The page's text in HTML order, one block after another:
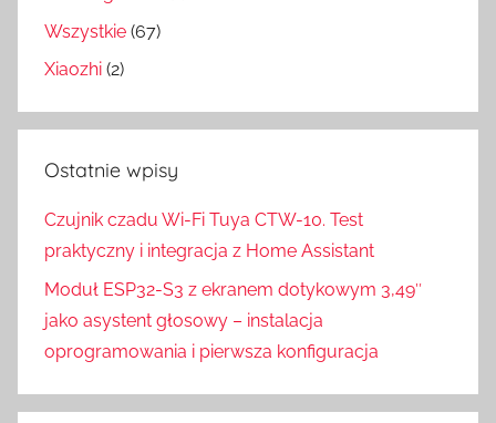
Wszystkie (67)
Xiaozhi (2)
Ostatnie wpisy
Czujnik czadu Wi-Fi Tuya CTW-10. Test
praktyczny i integracja z Home Assistant
Moduł ESP32-S3 z ekranem dotykowym 3,49″
jako asystent głosowy – instalacja
oprogramowania i pierwsza konfiguracja